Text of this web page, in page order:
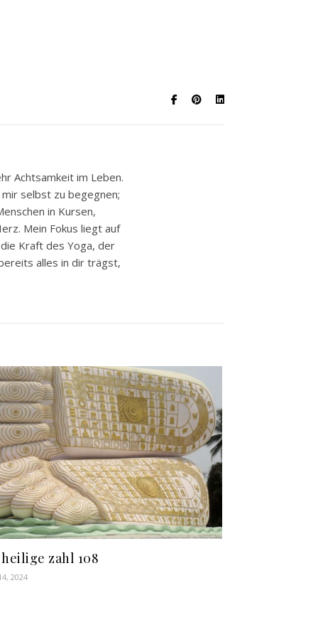
Achtsamkeit im Leben.
selbst zu begegnen;
in Kursen,
Mein Fokus liegt auf
Kraft des Yoga, der
alles in dir trägst,
zahl 108
2024